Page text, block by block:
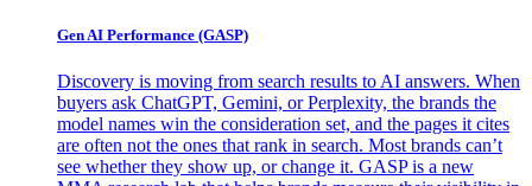
Gen AI Performance (GASP)
Discovery is moving from search results to AI answers. When
buyers ask ChatGPT, Gemini, or Perplexity, the brands the
model names win the consideration set, and the pages it cites
are often not the ones that rank in search. Most brands can’t
see whether they show up, or change it. GASP is a new